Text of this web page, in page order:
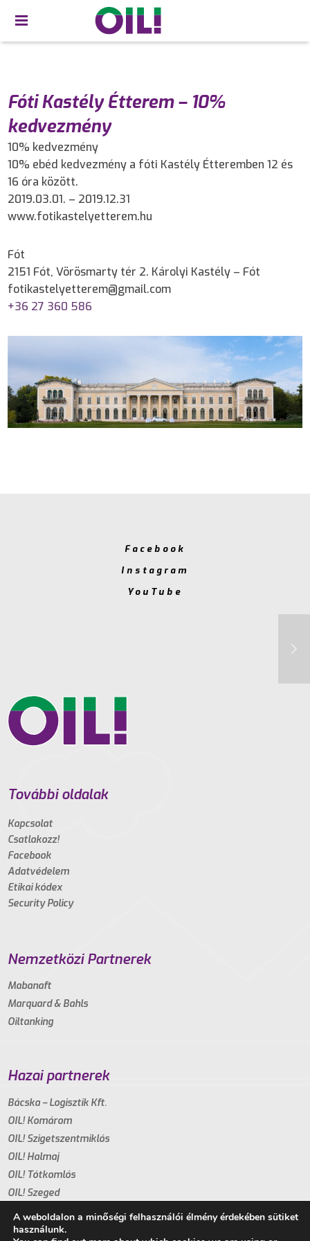
Fóti Kastély Étterem – 10%
kedvezmény
10% kedvezmény
10% ebéd kedvezmény a fóti Kastély Étteremben 12 és
16 óra között.
2019.03.01. – 2019.12.31
www.fotikastelyetterem.hu
Fót
2151 Fót, Vörösmarty tér 2. Károlyi Kastély – Fót
fotikastelyetterem@gmail.com
+36 27 360 586
Facebook
Instagram
YouTube
További oldalak
Kapcsolat
Csatlakozz!
Facebook
Adatvédelem
Etikai kódex
Security Policy
Nemzetközi Partnerek
Mabanaft
Marquard & Bahls
Oiltanking
Hazai partnerek
Bácska – Logisztik Kft.
OIL! Komárom
OIL! Szigetszentmiklós
OIL! Halmaj
OIL! Tótkomlós
OIL! Szeged
A weboldalon a minőségi felhasználói élmény érdekében sütiket
használunk.